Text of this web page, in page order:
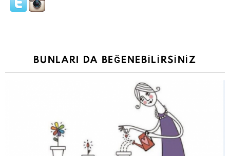
BUNLARI DA BEĞENEBILIRSINIZ